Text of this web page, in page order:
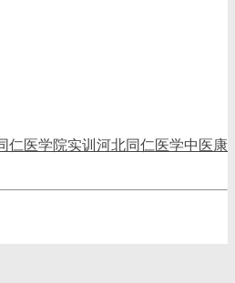
仁医学院实训 河北同仁医学中医康